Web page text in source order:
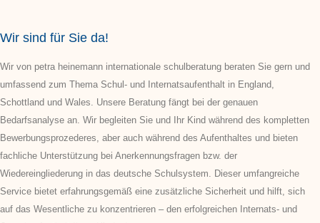
Wir sind für Sie da!
Wir von petra heinemann internationale schulberatung beraten Sie gern und
umfassend zum Thema Schul- und Internatsaufenthalt in England,
Schottland und Wales. Unsere Beratung fängt bei der genauen
Bedarfsanalyse an. Wir begleiten Sie und Ihr Kind während des kompletten
Bewerbungsprozederes, aber auch während des Aufenthaltes und bieten
fachliche Unterstützung bei Anerkennungsfragen bzw. der
Wiedereingliederung in das deutsche Schulsystem. Dieser umfangreiche
Service bietet erfahrungsgemäß eine zusätzliche Sicherheit und hilft, sich
auf das Wesentliche zu konzentrieren – den erfolgreichen Internats- und